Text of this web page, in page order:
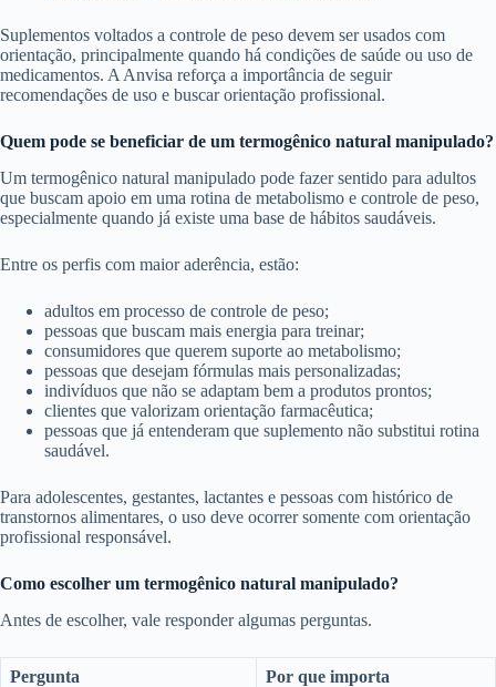
Suplementos voltados a controle de peso devem ser usados com
orientação, principalmente quando há condições de saúde ou uso de
medicamentos. A Anvisa reforça a importância de seguir
recomendações de uso e buscar orientação profissional.
Quem pode se beneficiar de um termogênico natural manipulado?
Um termogênico natural manipulado pode fazer sentido para adultos
que buscam apoio em uma rotina de metabolismo e controle de peso,
especialmente quando já existe uma base de hábitos saudáveis.
Entre os perfis com maior aderência, estão:
adultos em processo de controle de peso;
pessoas que buscam mais energia para treinar;
consumidores que querem suporte ao metabolismo;
pessoas que desejam fórmulas mais personalizadas;
indivíduos que não se adaptam bem a produtos prontos;
clientes que valorizam orientação farmacêutica;
pessoas que já entenderam que suplemento não substitui rotina
saudável.
Para adolescentes, gestantes, lactantes e pessoas com histórico de
transtornos alimentares, o uso deve ocorrer somente com orientação
profissional responsável.
Como escolher um termogênico natural manipulado?
Antes de escolher, vale responder algumas perguntas.
Pergunta Por que importa